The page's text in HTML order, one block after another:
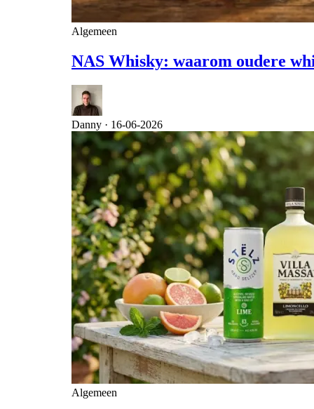
Algemeen
NAS Whisky: waarom oudere
Danny · 16-06-2026
Algemeen